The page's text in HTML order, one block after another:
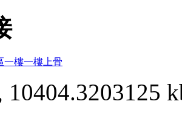
一樓一樓上骨
10404.3203125